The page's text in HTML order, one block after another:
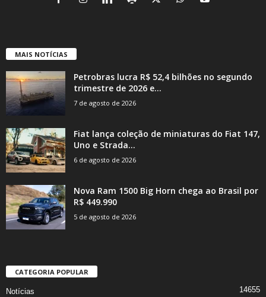
MAIS NOTÍCIAS
Petrobras lucra R$ 52,4 bilhões no segundo
trimestre de 2026 e...
7 de agosto de 2026
Fiat lança coleção de miniaturas do Fiat 147,
Uno e Strada...
6 de agosto de 2026
Nova Ram 1500 Big Horn chega ao Brasil por
R$ 449.990
5 de agosto de 2026
CATEGORIA POPULAR
Notícias 14655